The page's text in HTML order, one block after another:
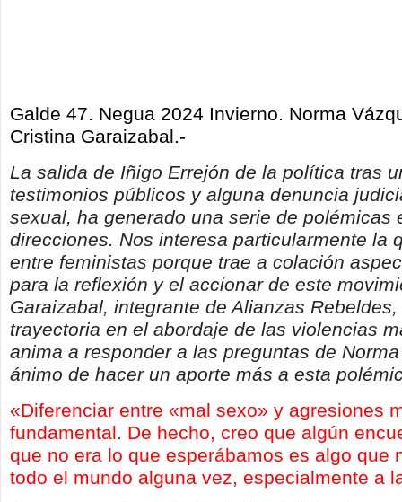
Galde 47. Negua 2024 Invierno. Norma
Cristina Garaizabal.-
La salida de Iñigo Errejón de la política tras
testimonios públicos y alguna denuncia
sexual, ha generado una serie de polémicas
direcciones. Nos interesa particularmente la
entre feministas porque trae a colación
para la reflexión y el accionar de este
Garaizabal, integrante de Alianzas
trayectoria en el abordaje de las violencias
anima a responder a las preguntas de
ánimo de hacer un aporte más a esta
«Diferenciar entre «mal sexo» y agresiones
fundamental. De hecho, creo que algún
que no era lo que esperábamos es algo que
todo el mundo alguna vez, especialmente a